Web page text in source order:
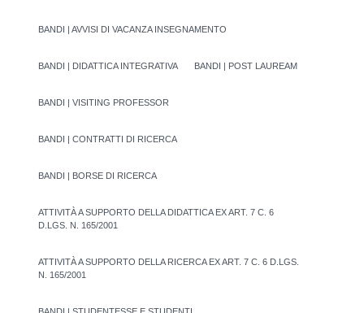
BANDI | AVVISI DI VACANZA INSEGNAMENTO
BANDI | DIDATTICA INTEGRATIVA BANDI | POST LAUREAM
BANDI | VISITING PROFESSOR
BANDI | CONTRATTI DI RICERCA
BANDI | BORSE DI RICERCA
ATTIVITÀ A SUPPORTO DELLA DIDATTICA EX ART. 7 C. 6
D.LGS. N. 165/2001
ATTIVITÀ A SUPPORTO DELLA RICERCA EX ART. 7 C. 6 D.LGS.
N. 165/2001
BANDI | STUDENTESSE E STUDENTI